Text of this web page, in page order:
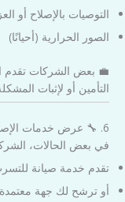
التوصيات بالإصلاح أو
الصور الحرارية (أحيانًا)
التأمين أو لإثبات
6. 🔧 عرض خدمات الإصلاح (اختياري)
في بعض الحالات،
تقدم خدمة صيانة
أو ترشح لك جهة